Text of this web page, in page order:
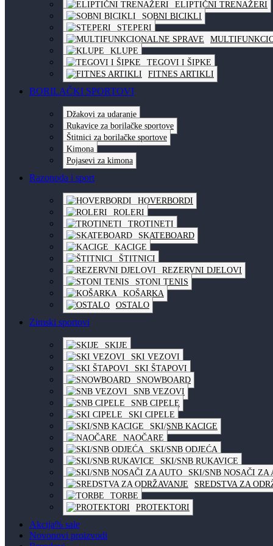
ELIPTIČNI TRENAŽERI
SOBNI BICIKLI
STEPERI
KLUPE
TEGOVI I ŠIPKE
FITNES ARTIKLI
BORILAČKI SPORTOVI
Džakovi za udaranje
Rukavice za borilačke sportove
Štitnici za borilačke sportove
Kimona
Pojasevi za kimona
Razonoda i sport
HOVERBORDI
ROLERI
TROTINETI
SKATEBOARD
KACIGE
ŠTITNICI
REZERVNI DJELOVI
STONI TENIS
KOŠARKA
OSTALO
Zimski sportovi
SKIJE
SKI VEZOVI
SKI ŠTAPOVI
SNOWBOARD
SNB VEZOVI
SNB CIPELE
SKI CIPELE
SKI/SNB KACIGE
NAOČARE
SKI/SNB ODJEĆA
SKI/SNB RUKAVICE
SKI/SNB NOSAČI ZA
SREDSTVA ZA
TORBE
PROTEKTORI
Akcija% sale
Novonovi proizvodi